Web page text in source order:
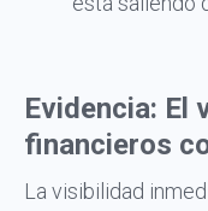
Evidencia: El
financieros
La visibilidad